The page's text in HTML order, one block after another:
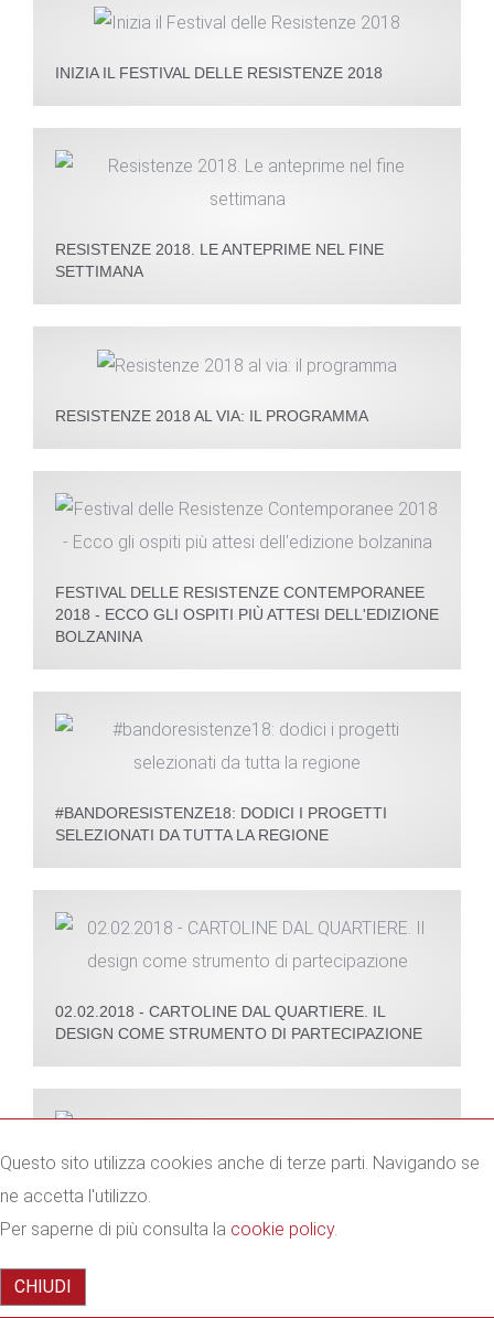
INIZIA IL FESTIVAL DELLE RESISTENZE 2018
RESISTENZE 2018. LE ANTEPRIME NEL FINE
SETTIMANA
RESISTENZE 2018 AL VIA: IL PROGRAMMA
FESTIVAL DELLE RESISTENZE CONTEMPORANEE
2018 - ECCO GLI OSPITI PIÙ ATTESI DELL'EDIZIONE
BOLZANINA
#BANDORESISTENZE18: DODICI I PROGETTI
SELEZIONATI DA TUTTA LA REGIONE
02.02.2018 - CARTOLINE DAL QUARTIERE. IL
DESIGN COME STRUMENTO DI PARTECIPAZIONE
Questo sito utilizza cookies anche di terze parti. Navigando se
ne accetta l'utilizzo.
Per saperne di più consulta la cookie policy.
CHIUDI